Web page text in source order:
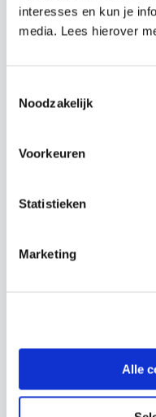
interesses en kun je
media. Lees hierover
Noodzakelijk
Voorkeuren
Statistieken
Marketing
Alle
Laat je gegevens
contact op om te
Benieuwd
Vraag een